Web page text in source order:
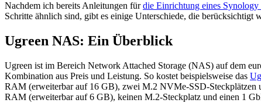
Nachdem ich bereits Anleitungen fürdie Einrichtung eines
Schritte ähnlich sind, gibt es einige Unterschiede, die
Ugreen NAS: Ein Überblick
Ugreen ist im Bereich Network Attached Storage (NAS) auf dem
Kombination aus Preis und Leistung. So kostet beispielsweise das
RAM (erweiterbar auf 16 GB), zwei M.2 NVMe-SSD-
RAM (erweiterbar auf 6 GB), keinen M.2-Steckplatz und einen 1